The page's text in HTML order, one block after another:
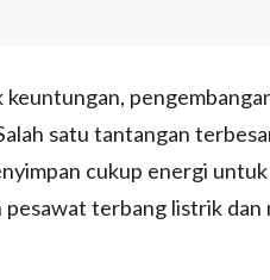
keuntungan,
satu tantangan
cukup energi
pesawat terbang listrik